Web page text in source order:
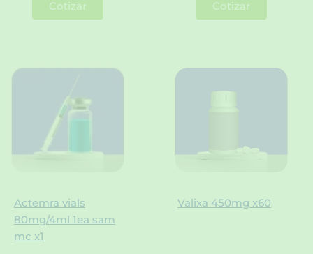
Cotizar Cotizar
Actemra vials
80mg/4ml 1ea sam
mc x1
Valixa 450mg x60